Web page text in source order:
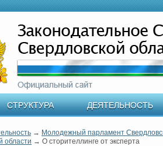
СТРУКТУРА ДЕЯТЕЛЬНОСТЬ
→ Молодежный парламент
области → О сторителлинге от эксперта